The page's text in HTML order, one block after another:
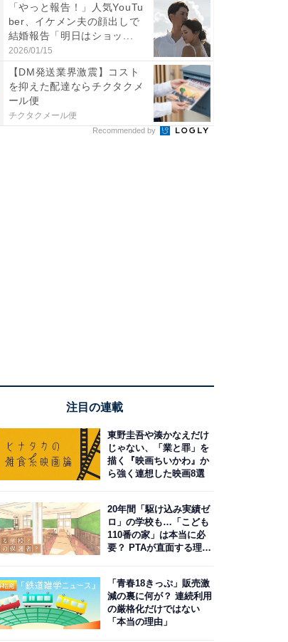
「やっと報告！」人気YouTu
ber、イケメン夫の顔出しで
結婚報告「明日はショッ...
2026/01/15
【DM発送業界激震】コスト
を抑えた配達ならチクタクメ
ール便
チクタクメール便
Recommended by
注目の連載
東野圭吾や湊かなえだけ
じゃない、「業と罪」を
描く『映画ちいかわ』か
ら強く連想した映画8選
20年間「駆け込み実績ゼ
ロ」の学校も…「こども
110番の家」は本当に必
要？ PTAが直面する理想
「青春18きっぷ」販売激
減の裏に何が？ 連続利用
の厳格化だけではない
「本当の理由」